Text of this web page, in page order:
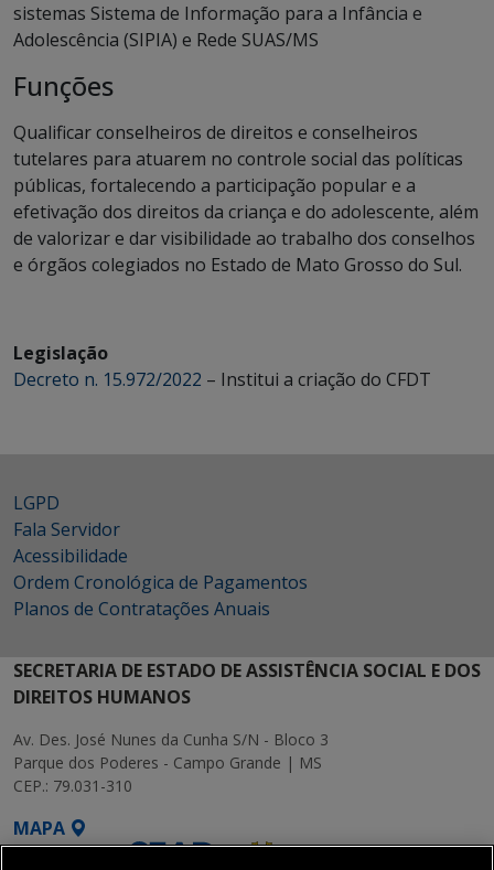
sistemas Sistema de Informação para a Infância e
Adolescência (SIPIA) e Rede SUAS/MS
Funções
Qualificar conselheiros de direitos e conselheiros
tutelares para atuarem no controle social das políticas
públicas, fortalecendo a participação popular e a
efetivação dos direitos da criança e do adolescente, além
de valorizar e dar visibilidade ao trabalho dos conselhos
e órgãos colegiados no Estado de Mato Grosso do Sul.
Legislação
Decreto n. 15.972/2022 – Institui a criação do CFDT
LGPD
Fala Servidor
Acessibilidade
Ordem Cronológica de Pagamentos
Planos de Contratações Anuais
SECRETARIA DE ESTADO DE ASSISTÊNCIA SOCIAL E DOS
DIREITOS HUMANOS
Av. Des. José Nunes da Cunha S/N - Bloco 3
Parque dos Poderes - Campo Grande | MS
CEP.: 79.031-310
MAPA